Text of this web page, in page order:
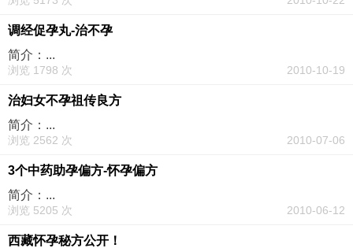
调经促孕丸-治不孕
简介：...
浏览 1798 次 2010-10-19
治妇女不孕祖传良方
简介：...
浏览 2562 次 2010-07-06
3个中药助孕偏方-怀孕偏方
简介：...
浏览 5205 次 2010-06-12
西藏怀孕秘方公开！